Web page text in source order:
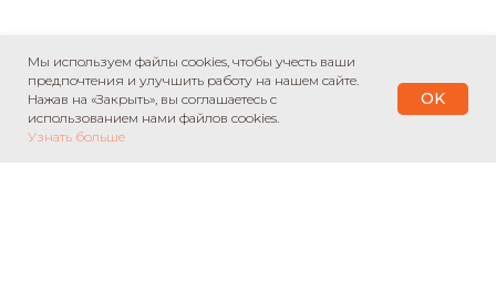
Мы используем файлы cookies, чтобы учесть ваши
предпочтения и улучшить работу на нашем сайте.
Нажав на «Закрыть», вы соглашаетесь с
использованием нами файлов cookies.
Узнать больше
OK